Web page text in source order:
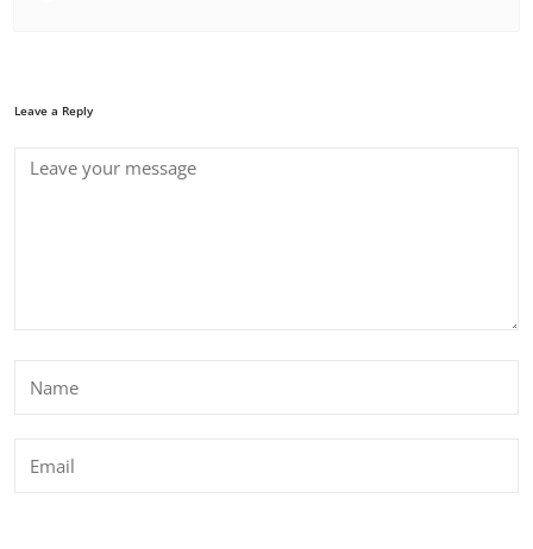
Leave a Reply